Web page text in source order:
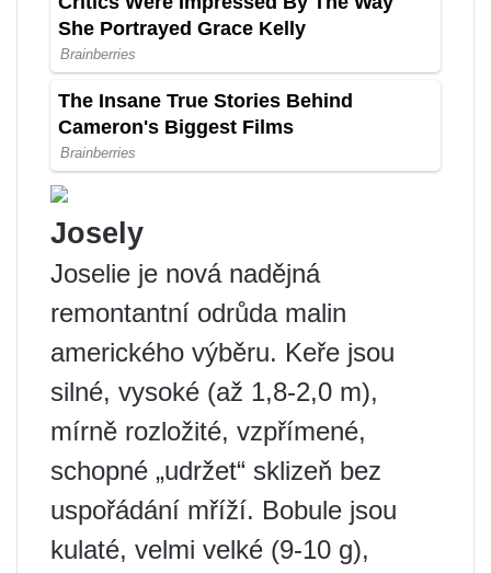
Josely
Joselie je nová nadějná
remontantní odrůda malin
amerického výběru. Keře jsou
silné, vysoké (až 1,8-2,0 m),
mírně rozložité, vzpřímené,
schopné „udržet“ sklizeň bez
uspořádání mříží. Bobule jsou
kulaté, velmi velké (9-10 g),